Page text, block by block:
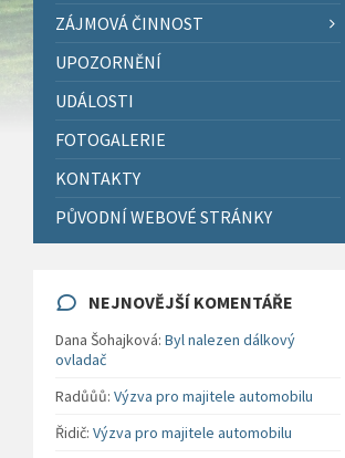
ZÁJMOVÁ ČINNOST
UPOZORNĚNÍ
UDÁLOSTI
FOTOGALERIE
KONTAKTY
PŮVODNÍ WEBOVÉ STRÁNKY
NEJNOVĚJŠÍ KOMENTÁŘE
Dana Šohajková: Byl nalezen dálkový
ovladač
Radůůů: Výzva pro majitele automobilu
Řidič: Výzva pro majitele automobilu